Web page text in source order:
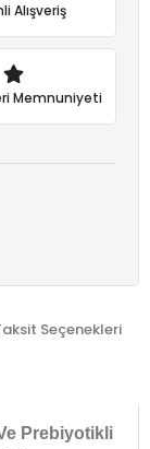
Alışveriş
Memnuniyeti
Seçenekleri
Prebiyotikli